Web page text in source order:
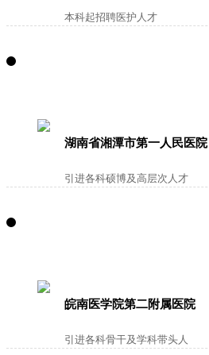
本科起招聘医护人才
湖南省湘潭市第一人民医院
引进各科硕博及高层次人才
皖南医学院第二附属医院
引进各科骨干及学科带头人